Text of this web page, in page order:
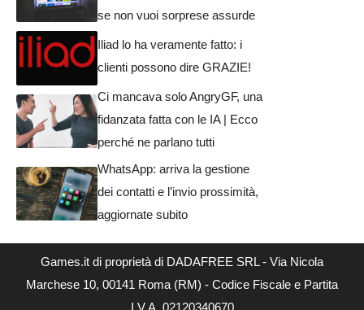
se non vuoi sorprese assurde
Iliad lo ha veramente fatto: i
clienti possono dire GRAZIE!
Ci mancava solo AngryGF, una
fidanzata fatta con le IA | Ecco
perché ne parlano tutti
WhatsApp: arriva la gestione
dei contatti e l’invio prossimità,
aggiornate subito
Games.it di proprietà di DADAFREE SRL - Via Nicola
Marchese 10, 00141 Roma (RM) - Codice Fiscale e Partita
I.V.A. 02120340670